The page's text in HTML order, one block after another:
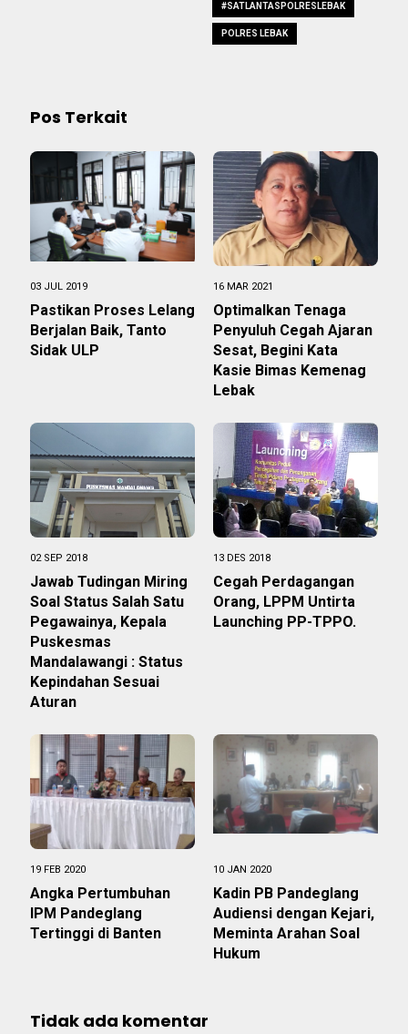
#SATLANTASPOLRESLEBAK
POLRES LEBAK
Pos Terkait
03 JUL 2019
Pastikan Proses Lelang
Berjalan Baik, Tanto
Sidak ULP
16 MAR 2021
Optimalkan Tenaga
Penyuluh Cegah Ajaran
Sesat, Begini Kata
Kasie Bimas Kemenag
Lebak
02 SEP 2018
Jawab Tudingan Miring
Soal Status Salah Satu
Pegawainya, Kepala
Puskesmas
Mandalawangi : Status
Kepindahan Sesuai
Aturan
13 DES 2018
Cegah Perdagangan
Orang, LPPM Untirta
Launching PP-TPPO.
19 FEB 2020
Angka Pertumbuhan
IPM Pandeglang
Tertinggi di Banten
10 JAN 2020
Kadin PB Pandeglang
Audiensi dengan Kejari,
Meminta Arahan Soal
Hukum
Tidak ada komentar